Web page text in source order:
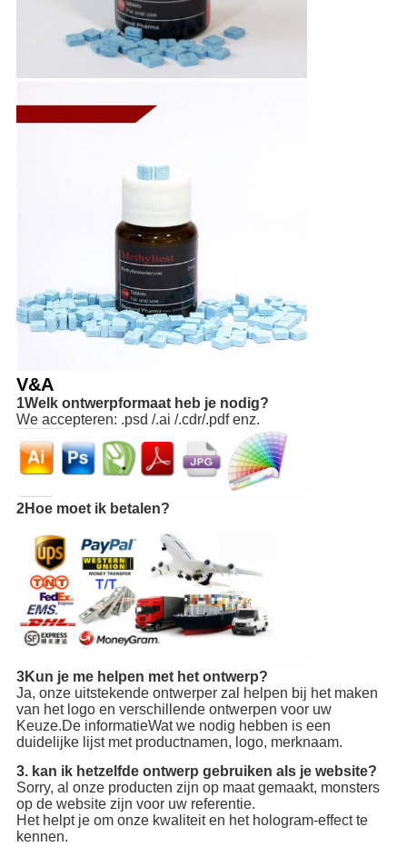
V&A
1Welk ontwerpformaat heb je nodig?
We accepteren: .psd /.ai /.cdr/.pdf enz.
2Hoe moet ik betalen?
3Kun je me helpen met het ontwerp?
Ja, onze uitstekende ontwerper zal helpen bij het maken
van het logo en verschillende ontwerpen voor uw
Keuze.De informatieWat we nodig hebben is een
duidelijke lijst met productnamen, logo, merknaam.
3. kan ik hetzelfde ontwerp gebruiken als je website?
Sorry, al onze producten zijn op maat gemaakt, monsters
op de website zijn voor uw referentie.
Het helpt je om onze kwaliteit en het hologram-effect te
kennen.